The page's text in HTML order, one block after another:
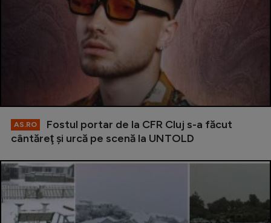
AS.RO
Fostul portar de la CFR Cluj s-a făcut
cântăreţ şi urcă pe scenă la UNTOLD